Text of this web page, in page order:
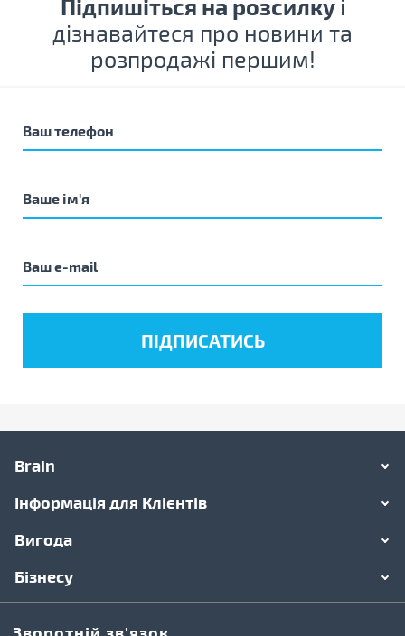
Підпишіться на розсилку і
дізнавайтеся про новини та
розпродажі першим!
Brain
Інформація для Клієнтів
Вигода
Бізнесу
Зворотній зв'язок